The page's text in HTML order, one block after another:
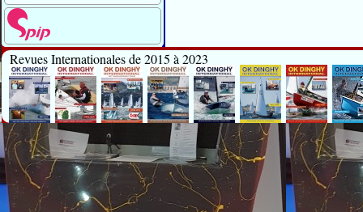
Revues Internationales de 2015 à 2023